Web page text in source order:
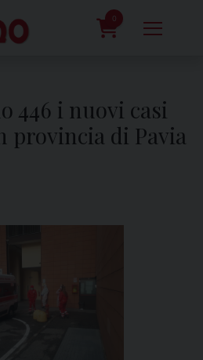
0
446 i nuovi casi
provincia di Pavia